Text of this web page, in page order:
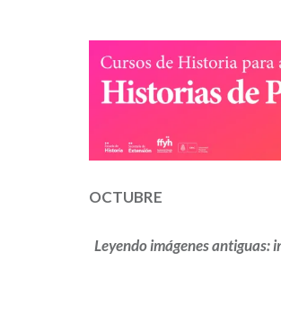
OCTUBRE
Leyendo imágenes antiguas: